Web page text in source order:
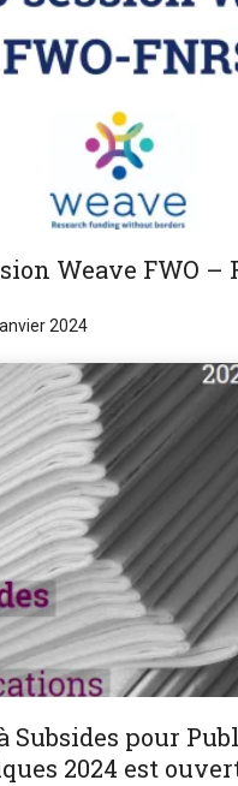
Weave FWO –
2024
Subsides pour
2024 est